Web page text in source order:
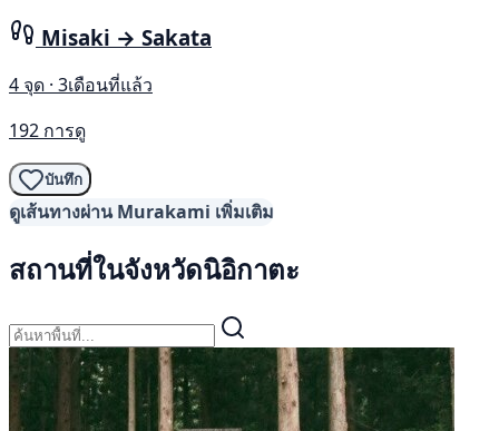
Misaki → Sakata
4 จุด · 3เดือนที่แล้ว
192 การดู
บันทึก
ดูเส้นทางผ่าน Murakami เพิ่มเติม
สถานที่ในจังหวัดนิอิกาตะ